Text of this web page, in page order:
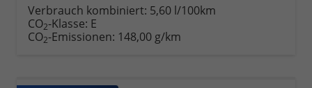
Verbrauch kombiniert: 5,60 l/100km
CO2-Klasse: E
CO2-Emissionen: 148,00 g/km